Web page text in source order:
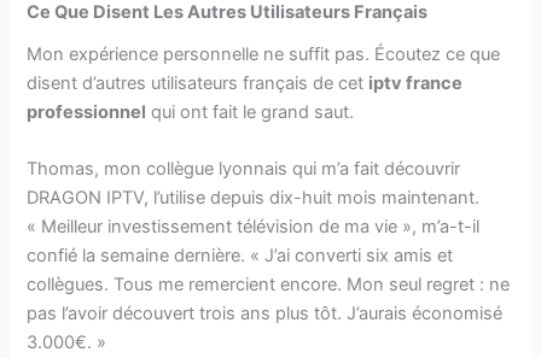
Ce Que Disent Les Autres Utilisateurs Français
Mon expérience personnelle ne suffit pas. Écoutez ce que
disent d’autres utilisateurs français de cet iptv france
professionnel qui ont fait le grand saut.
Thomas, mon collègue lyonnais qui m’a fait découvrir
DRAGON IPTV, l’utilise depuis dix-huit mois maintenant.
« Meilleur investissement télévision de ma vie », m’a-t-il
confié la semaine dernière. « J’ai converti six amis et
collègues. Tous me remercient encore. Mon seul regret : ne
pas l’avoir découvert trois ans plus tôt. J’aurais économisé
3.000€. »